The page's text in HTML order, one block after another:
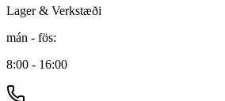
Lager & Verkstæði
mán - fös:
8:00 - 16:00